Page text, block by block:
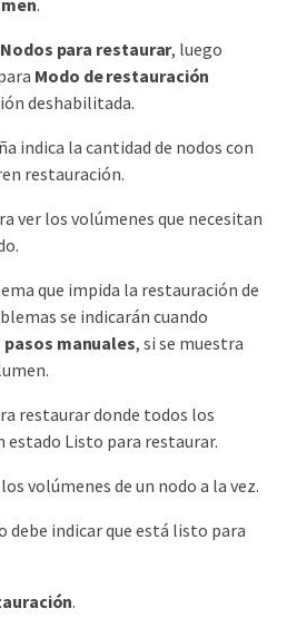
Nodos para restaurar, luego
Modo de restauración
deshabilitada.
indica la cantidad de nodos con
restauración.
ver los volúmenes que necesitan
que impida la restauración de
se indicarán cuando
pasos manuales, si se muestra
restaurar donde todos los
estado Listo para restaurar.
volúmenes de un nodo a la vez.
debe indicar que está listo para
.